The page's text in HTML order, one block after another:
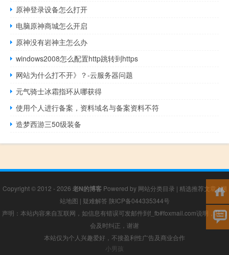
原神登录设备怎么打开
电脑原神商城怎么开启
原神没有岩神主怎么办
windows2008怎么配置http跳转到https
网站为什么打不开》？-云服务器问题
元气骑士冰霜指环从哪获得
使用个人进行备案，资料域名与备案资料不符
造梦西游三50级装备
Copyright © 2012 - 2026 老N的博客Powered by 网站分类目录 | 精选推荐文章|网
站地图 | 疑难解答 陕ICP备044335344号
声明：本站内容来自互联网，如信息有错误可发邮件到f_fb#foxmail.com说明，我们
会及时纠正，谢谢
本站仅为个人兴趣爱好，不接盈利性广告及商业合作
小男孩